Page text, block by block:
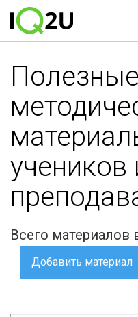
учеников
Всего материалов
Добавить материал